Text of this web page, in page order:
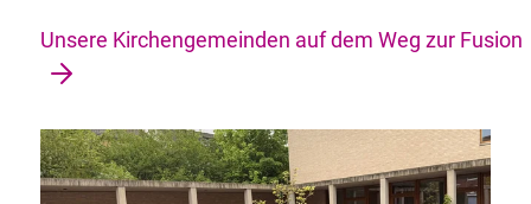
Unsere Kirchengemeinden auf dem Weg zur Fusion